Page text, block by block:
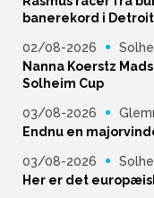
banerekord i Detroit
02/08-2026
Nanna Koerstz
Solheim Cup
03/08-2026
Endnu en
03/08-2026
Her er det